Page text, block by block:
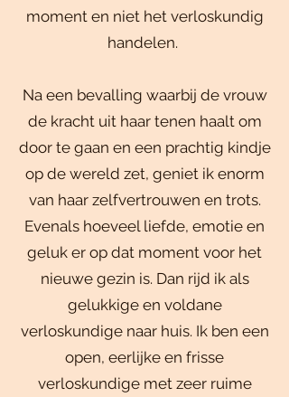
moment en niet het verloskundig
handelen.
Na een bevalling waarbij de vrouw
de kracht uit haar tenen haalt om
door te gaan en een prachtig kindje
op de wereld zet, geniet ik enorm
van haar zelfvertrouwen en trots.
Evenals hoeveel liefde, emotie en
geluk er op dat moment voor het
nieuwe gezin is. Dan rijd ik als
gelukkige en voldane
verloskundige naar huis. Ik ben een
open, eerlijke en frisse
verloskundige met zeer ruime